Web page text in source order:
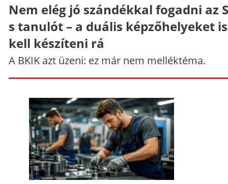
Nem elég jó szándékkal fogadni az
s tanulót – a duális képzőhelyeket
kell készíteni rá
A BKIK azt üzeni: ez már nem melléktéma.